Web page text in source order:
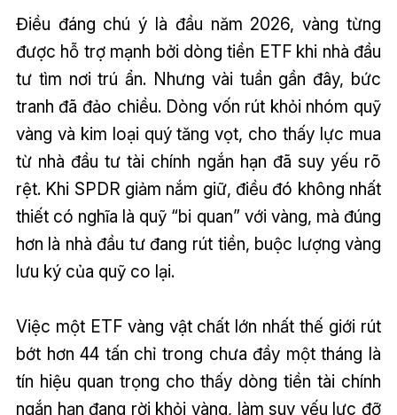
Điều đáng chú ý là đầu năm 2026, vàng từng
được hỗ trợ mạnh bởi dòng tiền ETF khi nhà đầu
tư tìm nơi trú ẩn. Nhưng vài tuần gần đây, bức
tranh đã đảo chiều. Dòng vốn rút khỏi nhóm quỹ
vàng và kim loại quý tăng vọt, cho thấy lực mua
từ nhà đầu tư tài chính ngắn hạn đã suy yếu rõ
rệt. Khi SPDR giảm nắm giữ, điều đó không nhất
thiết có nghĩa là quỹ “bi quan” với vàng, mà đúng
hơn là nhà đầu tư đang rút tiền, buộc lượng vàng
lưu ký của quỹ co lại.
Việc một ETF vàng vật chất lớn nhất thế giới rút
bớt hơn 44 tấn chỉ trong chưa đầy một tháng là
tín hiệu quan trọng cho thấy dòng tiền tài chính
ngắn hạn đang rời khỏi vàng, làm suy yếu lực đỡ